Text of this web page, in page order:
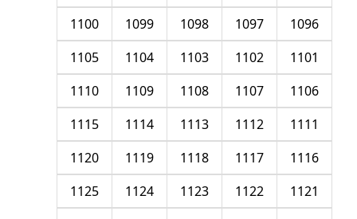
1096
1097
1098
1099
1100
1101
1102
1103
1104
1105
1106
1107
1108
1109
1110
1111
1112
1113
1114
1115
1116
1117
1118
1119
1120
1121
1122
1123
1124
1125